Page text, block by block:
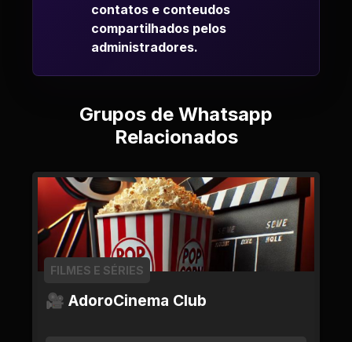
contatos e conteudos
compartilhados pelos
administradores.
Grupos de Whatsapp
Relacionados
🎥 AdoroCinema Club
FILMES E SÉRIES